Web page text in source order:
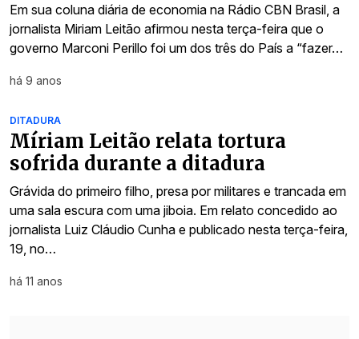
Em sua coluna diária de economia na Rádio CBN Brasil, a
jornalista Miriam Leitão afirmou nesta terça-feira que o
governo Marconi Perillo foi um dos três do País a “fazer…
há 9 anos
DITADURA
Míriam Leitão relata tortura
sofrida durante a ditadura
Grávida do primeiro filho, presa por militares e trancada em
uma sala escura com uma jiboia. Em relato concedido ao
jornalista Luiz Cláudio Cunha e publicado nesta terça-feira,
19, no…
há 11 anos